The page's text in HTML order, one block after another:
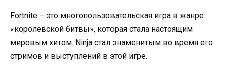
Fortnite – это многопользовательская игра в жанре
«королевской битвы», которая стала настоящим
мировым хитом. Ninja стал знаменитым во время его
стримов и выступлений в этой игре.